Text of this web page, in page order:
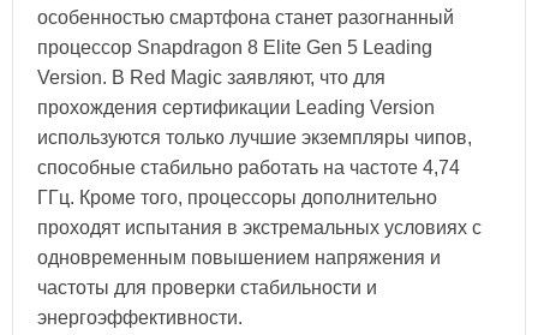
особенностью смартфона станет разогнанный
процессор Snapdragon 8 Elite Gen 5 Leading
Version. В Red Magic заявляют, что для
прохождения сертификации Leading Version
используются только лучшие экземпляры чипов,
способные стабильно работать на частоте 4,74
ГГц. Кроме того, процессоры дополнительно
проходят испытания в экстремальных условиях с
одновременным повышением напряжения и
частоты для проверки стабильности и
энергоэффективности.